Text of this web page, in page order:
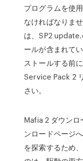
プログラムを使
なければなりま
は、SP2
ールが含まれて
ストールする前
Service Pack 2
さい。
Mafia 2 ダウン
ンロードページ
を探索するため